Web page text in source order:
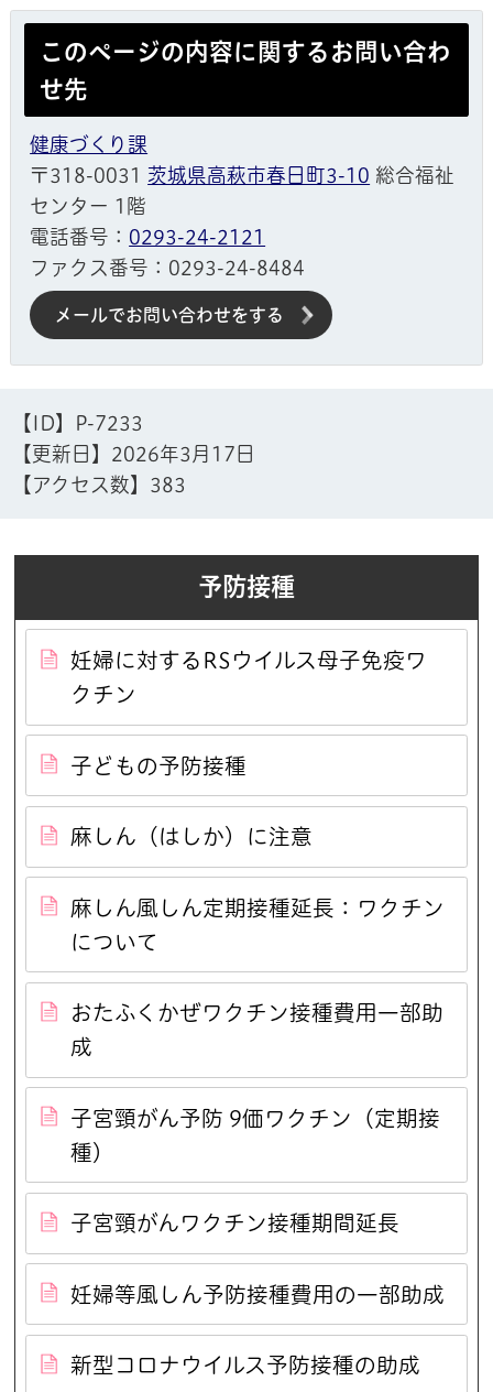
このページの内容に関するお問い合わ
せ先
健康づくり課
〒318-0031 茨城県高萩市春日町3-10 総合福祉
センター 1階
電話番号： 0293-24-2121
ファクス番号：0293-24-8484
メールでお問い合わせをする
【ID】
P-7233
【更新日】 2026年3月17日
【アクセス数】 383
予防接種
妊婦に対するRSウイルス母子免疫ワ
クチン
子どもの予防接種
麻しん（はしか）に注意
麻しん風しん定期接種延長：ワクチン
について
おたふくかぜワクチン接種費用一部助
成
子宮頸がん予防 9価ワクチン（定期接
種）
子宮頸がんワクチン接種期間延長
妊婦等風しん予防接種費用の一部助成
新型コロナウイルス予防接種の助成